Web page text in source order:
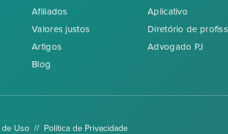
Afiliados
Valores justos
Artigos
Blog
Aplicativo
Diretório de
Advogado PJ
de Uso// Política de Privacidade